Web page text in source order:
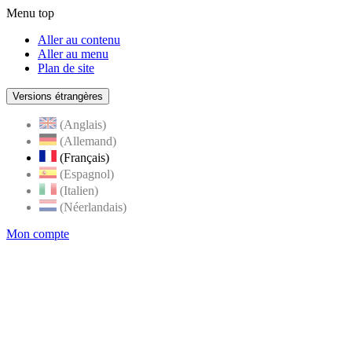
Menu top
Aller au contenu
Aller au menu
Plan de site
Versions étrangères
(Anglais)
(Allemand)
(Français)
(Espagnol)
(Italien)
(Néerlandais)
Mon compte